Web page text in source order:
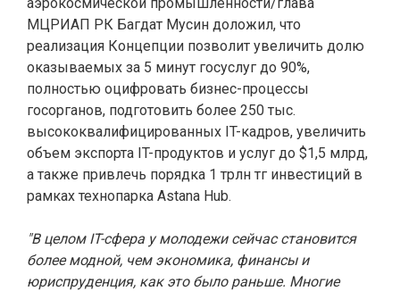
МЦРИАП РК Багдат Мусин доложил, что
реализация Концепции позволит увеличить долю
оказываемых за 5 минут госуслуг до 90%,
полностью оцифровать бизнес-процессы
госорганов, подготовить более 250 тыс.
высококвалифицированных IT-кадров, увеличить
объем экспорта IT-продуктов и услуг до $1,5 млрд,
а также привлечь порядка 1 трлн тг инвестиций в
рамках технопарка Astana Hub.
"В целом IT-сфера у молодежи сейчас становится
более модной, чем экономика, финансы и
юриспруденция, как это было раньше. Многие